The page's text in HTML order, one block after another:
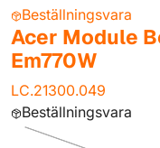
Beställningsvara
Acer Module
Em770W
LC.21300.049
Beställningsvara